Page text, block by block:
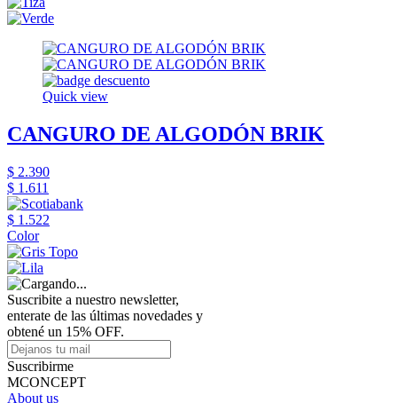
Quick view
CANGURO DE ALGODÓN BRIK
$ 2.390
$ 1.611
$ 1.522
Color
Suscribite a nuestro newsletter,
enterate de las últimas novedades y
obtené un 15% OFF.
Suscribirme
MCONCEPT
About us